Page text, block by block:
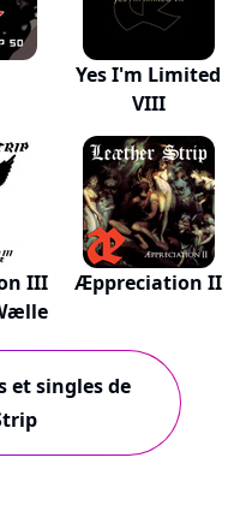
Yes I'm Limited
VIII
III
Æppreciation II
et singles de